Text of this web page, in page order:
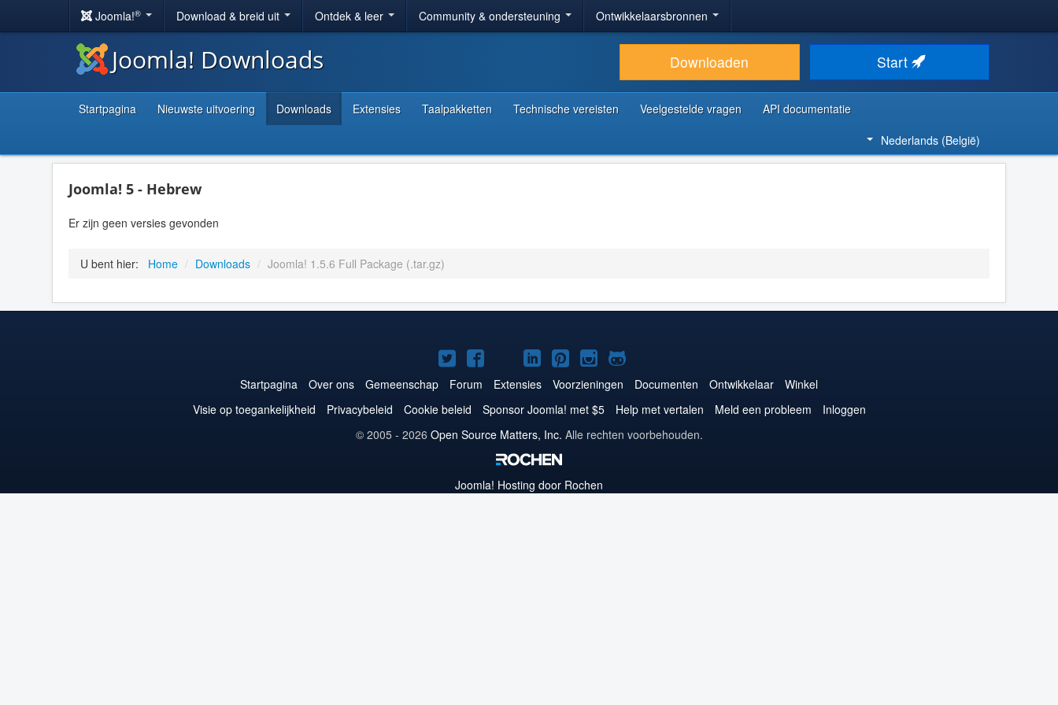
Joomla!® Download & breid uit Ontdek & leer Community & ondersteuning Ontwikkelaarsbronnen
Joomla! Downloads Downloaden Start
Startpagina Nieuwste uitvoering Downloads Extensies Taalpakketten Technische vereisten Veelgestelde vragen
API documentatie
Nederlands (België)
Joomla! 5 - Hebrew
Er zijn geen versies gevonden
U bent hier: Home / Downloads / Joomla! 1.5.6 Full Package (.tar.gz)
Joomla!
op
Twitter
Joomla!
op
Facebook
Joomla!
op
YouTube
Joomla!
op
LinkedIn
Joomla!
op
Pinterest
Joomla!
op
Instagram
Joomla!
op
GitHub
Startpagina Over ons Gemeenschap Forum Extensies Voorzieningen Documenten Ontwikkelaar
Winkel
Visie op toegankelijkheid
Privacybeleid Cookie beleid Sponsor Joomla! met $5 Help met vertalen Meld een probleem
Inloggen
© 2005 - 2026 Open Source Matters, Inc. Alle rechten voorbehouden.
Joomla! Hosting door Rochen